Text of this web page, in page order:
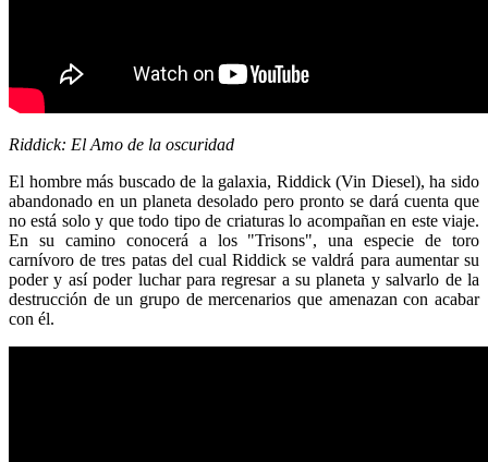
Riddick: El Amo de la oscuridad
El hombre más buscado de la galaxia, Riddick (Vin Diesel), ha sido
abandonado en un planeta desolado pero pronto se dará cuenta que
no está solo y que todo tipo de criaturas lo acompañan en este viaje.
En su camino conocerá a los "Trisons", una especie de toro
carnívoro de tres patas del cual Riddick se valdrá para aumentar su
poder y así poder luchar para regresar a su planeta y salvarlo de la
destrucción de un grupo de mercenarios que amenazan con acabar
con él.